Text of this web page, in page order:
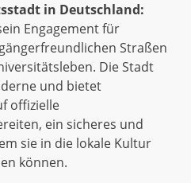
in Deutschland:
Engagement für
Straßen
Die Stadt
und bietet
offizielle
ein sicheres und
sie in die lokale Kultur
können.